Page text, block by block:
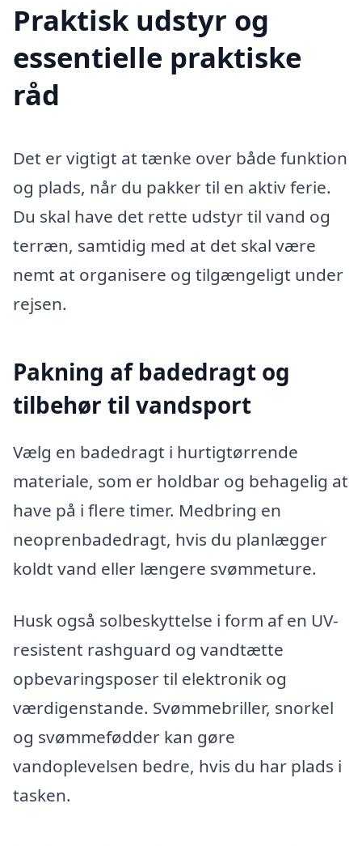
Praktisk udstyr og
essentielle praktiske
råd
Det er vigtigt at tænke over både funktion
og plads, når du pakker til en aktiv ferie.
Du skal have det rette udstyr til vand og
terræn, samtidig med at det skal være
nemt at organisere og tilgængeligt under
rejsen.
Pakning af badedragt og
tilbehør til vandsport
Vælg en badedragt i hurtigtørrende
materiale, som er holdbar og behagelig at
have på i flere timer. Medbring en
neoprenbadedragt, hvis du planlægger
koldt vand eller længere svømmeture.
Husk også solbeskyttelse i form af en UV-
resistent rashguard og vandtætte
opbevaringsposer til elektronik og
værdigenstande. Svømmebriller, snorkel
og svømmefødder kan gøre
vandoplevelsen bedre, hvis du har plads i
tasken.